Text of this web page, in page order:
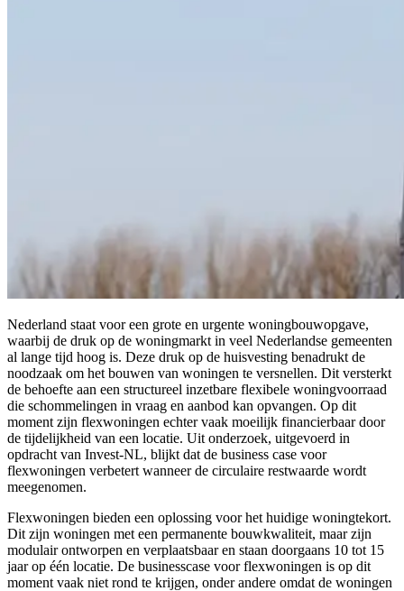
Nederland staat voor een grote en urgente woningbouwopgave,
waarbij de druk op de woningmarkt in veel Nederlandse gemeenten
al lange tijd hoog is. Deze druk op de huisvesting benadrukt de
noodzaak om het bouwen van woningen te versnellen. Dit versterkt
de behoefte aan een structureel inzetbare flexibele woningvoorraad
die schommelingen in vraag en aanbod kan opvangen. Op dit
moment zijn flexwoningen echter vaak moeilijk financierbaar door
de tijdelijkheid van een locatie. Uit onderzoek, uitgevoerd in
opdracht van Invest-NL, blijkt dat de business case voor
flexwoningen verbetert wanneer de circulaire restwaarde wordt
meegenomen.
Flexwoningen bieden een oplossing voor het huidige woningtekort.
Dit zijn woningen met een permanente bouwkwaliteit, maar zijn
modulair ontworpen en verplaatsbaar en staan doorgaans 10 tot 15
jaar op één locatie. De businesscase voor flexwoningen is op dit
moment vaak niet rond te krijgen, onder andere omdat de woningen